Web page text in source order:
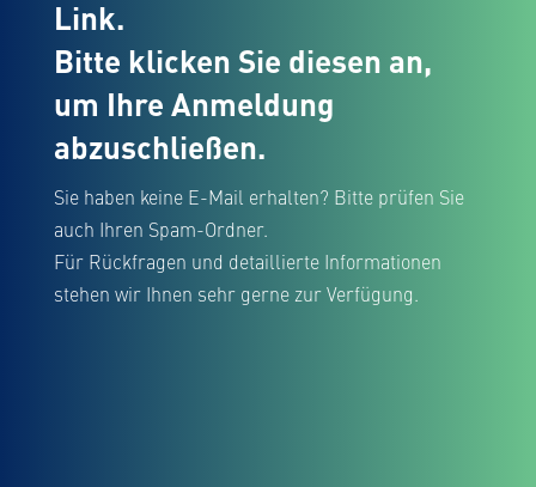
Link.
Bitte klicken Sie diesen an,
um Ihre Anmeldung
abzuschließen.
Sie haben keine E-Mail erhalten? Bitte prüfen Sie
auch Ihren Spam-Ordner.
Für Rückfragen und detaillierte Informationen
stehen wir Ihnen sehr gerne zur Verfügung.